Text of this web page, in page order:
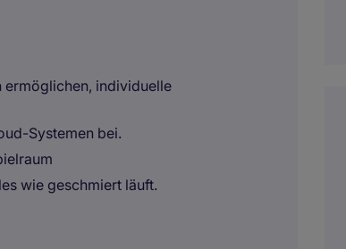
ermöglichen, individuelle
Systemen bei.
wie geschmiert läuft.